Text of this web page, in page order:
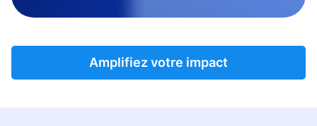
Amplifiez votre impact